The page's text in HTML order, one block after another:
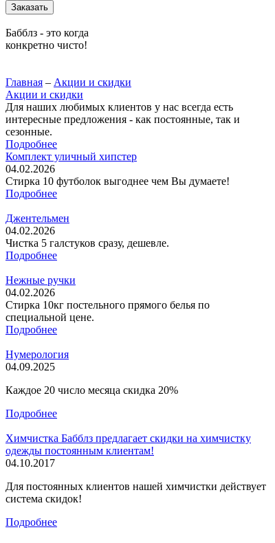
Заказать
Бабблз - это когда
конкретно чисто!
Главная – Акции и скидки
Акции и скидки
Для наших любимых клиентов у нас всегда есть
интересные предложения - как постоянные, так и
сезонные.
Подробнее
Комплект уличный хипстер
04.02.2026
Стирка 10 футболок выгоднее чем Вы думаете!
Подробнее
Джентельмен
04.02.2026
Чистка 5 галстуков сразу, дешевле.
Подробнее
Нежные ручки
04.02.2026
Стирка 10кг постельного прямого белья по
специальной цене.
Подробнее
Нумерология
04.09.2025
Каждое 20 число месяца скидка 20%
Подробнее
Химчистка Бабблз предлагает скидки на химчистку
одежды постоянным клиентам!
04.10.2017
Для постоянных клиентов нашей химчистки действует
система скидок!
Подробнее